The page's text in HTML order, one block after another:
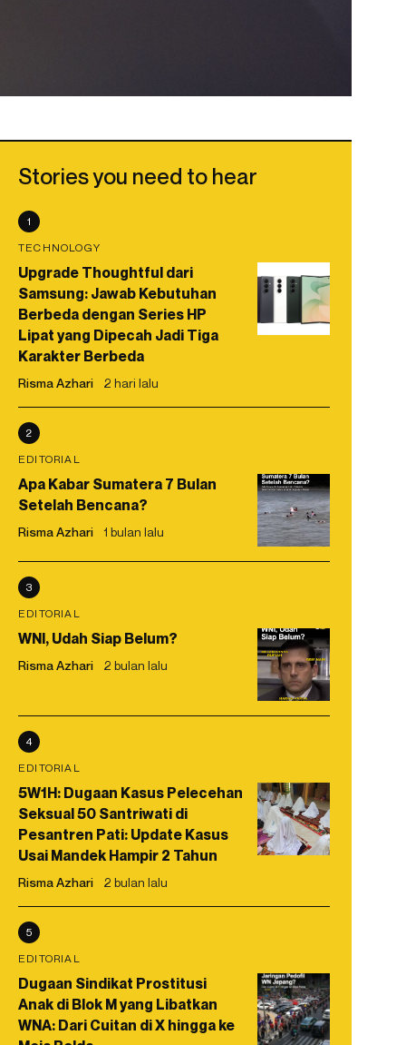
Stories you need to hear
1
TECHNOLOGY
Upgrade Thoughtful dari
Samsung: Jawab Kebutuhan
Berbeda dengan Series HP
Lipat yang Dipecah Jadi Tiga
Karakter Berbeda
Risma Azhari 2 hari lalu
2
EDITORIAL
Apa Kabar Sumatera 7 Bulan
Setelah Bencana?
Risma Azhari 1 bulan lalu
3
EDITORIAL
WNI, Udah Siap Belum?
Risma Azhari 2 bulan lalu
4
EDITORIAL
5W1H: Dugaan Kasus Pelecehan
Seksual 50 Santriwati di
Pesantren Pati: Update Kasus
Usai Mandek Hampir 2 Tahun
Risma Azhari 2 bulan lalu
5
EDITORIAL
Dugaan Sindikat Prostitusi
Anak di Blok M yang Libatkan
WNA: Dari Cuitan di X hingga ke